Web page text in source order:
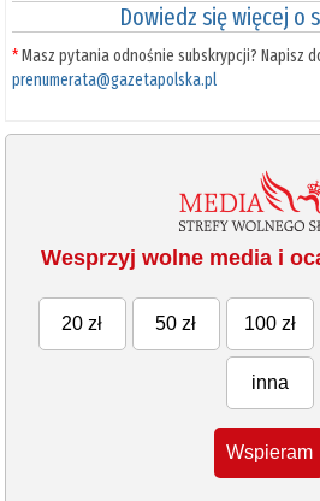
Dowiedz się więcej o
*Masz pytania odnośnie subskrypcji? Napisz
prenumerata@gazetapolska.pl
Wesprzyj wolne media i
20 zł 50 zł 100 zł
inna
Wspieram